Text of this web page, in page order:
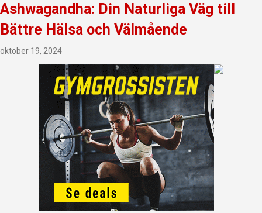
Ashwagandha: Din Naturliga Väg till
Bättre Hälsa och Välmående
oktober 19, 2024